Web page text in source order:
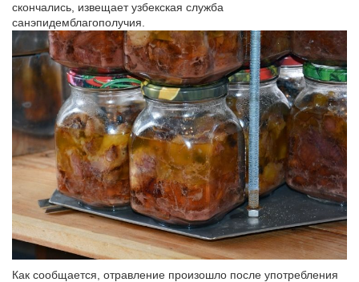
скончались, извещает узбекская служба
санэпидемблагополучия.
Как сообщается, отравление произошло после употребления